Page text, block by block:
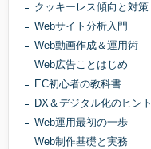
クッキーレス傾向と対策
Webサイト分析入門
Web動画作成＆運用術
Web広告ことはじめ
EC初心者の教科書
DX＆デジタル化のヒント
Web運用最初の一歩
Web制作基礎と実務